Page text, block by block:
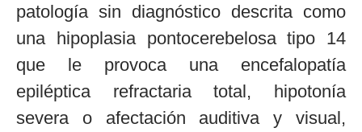
patología sin diagnóstico descrita como
una hipoplasia pontocerebelosa tipo 14
que le provoca una encefalopatía
epiléptica refractaria total, hipotonía
severa o afectación auditiva y visual,